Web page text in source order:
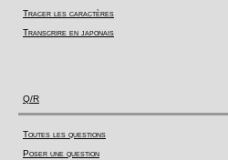
Tracer les caractères
Transcrire en japonais
Q/R
Toutes les questions
Poser une question